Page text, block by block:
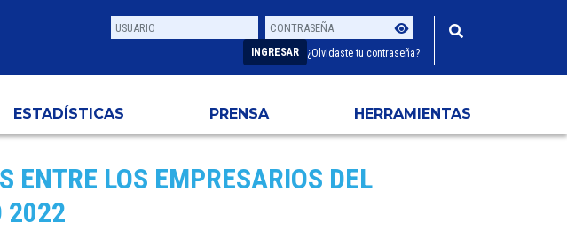
Usuario
Contraseña
INGRESAR ¿Olvidaste tu contraseña?
ESTADÍSTICAS PRENSA HERRAMIENTAS
ENTRE LOS EMPRESARIOS DEL
2022